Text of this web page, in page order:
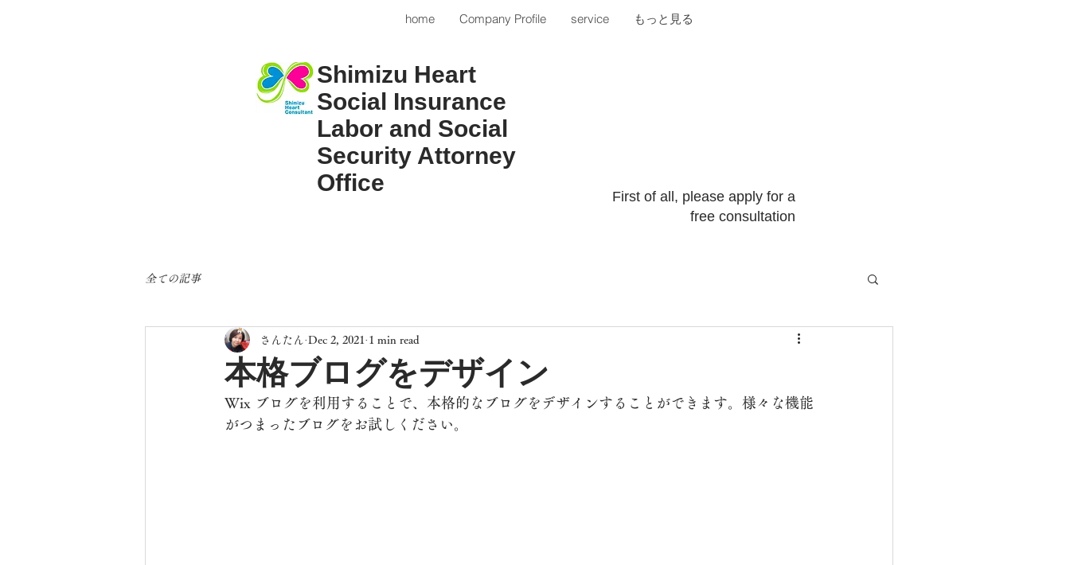
home Company Profile service もっと見る
Shimizu Heart
Social Insurance
Labor and Social
Security Attorney
Office
First of all, please apply for a
free consultation
全ての記事
本格ブログをデザイン
さんたん Dec 2, 2021 1 min read
Wix ブログを利用することで、本格的なブログをデザインすることができます。様々な機能
がつまったブログをお試しください。